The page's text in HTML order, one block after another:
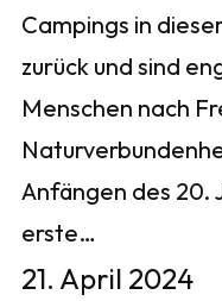
Campings in
zurück und sind
Menschen nach
Anfängen des 20.
erste…
21. April 2024